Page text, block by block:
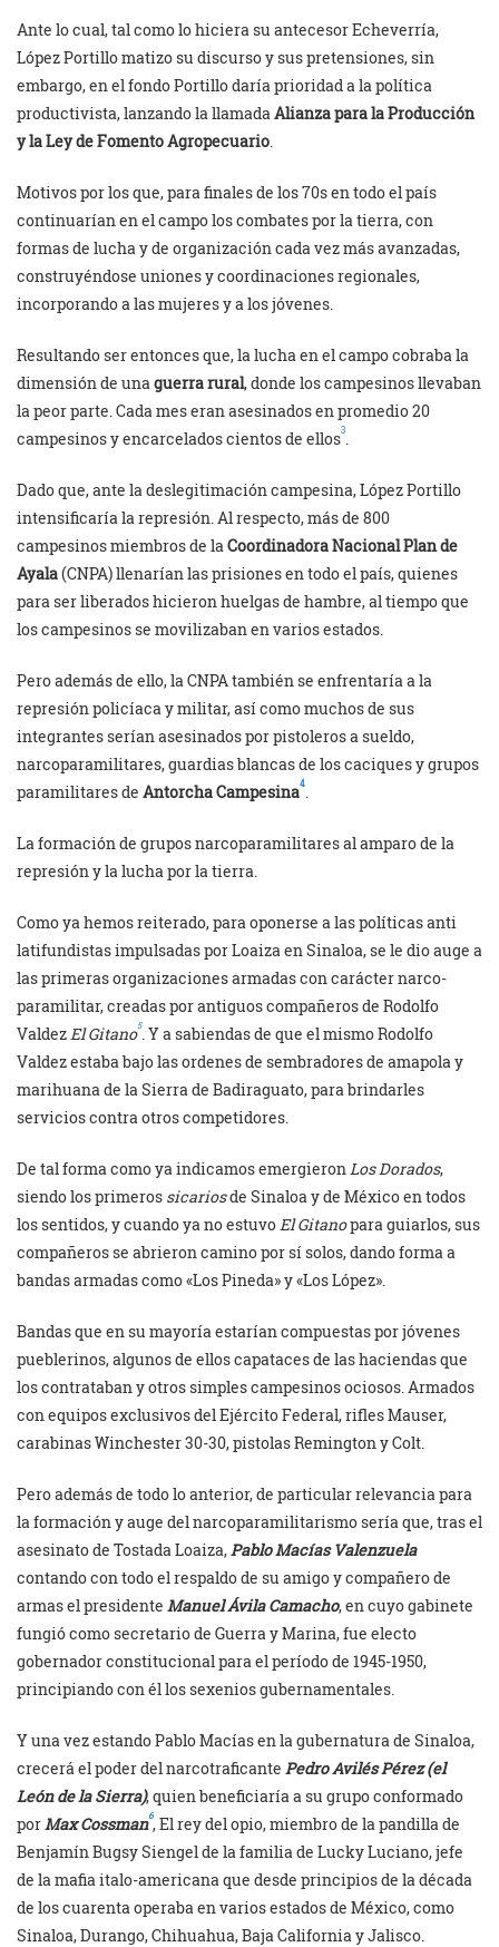
Ante lo cual, tal como lo hiciera su antecesor Echeverría,
López Portillo matizo su discurso y sus pretensiones, sin
embargo, en el fondo Portillo daría prioridad a la política
productivista, lanzando la llamada Alianza para la Producción
y la Ley de Fomento Agropecuario
Motivos por los que, para finales de los 70s en todo el país
continuarían en el campo los combates por la tierra, con
formas de lucha y de organización cada vez más avanzadas,
construyéndose uniones y coordinaciones regionales,
incorporando a las mujeres y a los jóvenes.
Resultando ser entonces que, la lucha en el campo cobraba la
dimensión de una guerra rural, donde los campesinos llevaban
la peor parte. Cada mes eran asesinados en promedio 20
campesinos y encarcelados cientos de ellos3
Dado que, ante la deslegitimación campesina, López Portillo
intensificaría la represión. Al respecto, más de 800
campesinos miembros de la Coordinadora Nacional Plan de
Ayala(CNPA) llenarían las prisiones en todo el país, quienes
para ser liberados hicieron huelgas de hambre, al tiempo que
los campesinos se movilizaban en varios estados.
Pero además de ello, la CNPA también se enfrentaría a la
represión policíaca y militar, así como muchos de sus
integrantes serían asesinados por pistoleros a sueldo,
narcoparamilitares, guardias blancas de los caciques y grupos
paramilitares de Antorcha Campesina4
La formación de grupos narcoparamilitares al amparo de la
represión y la lucha por la tierra.
Como ya hemos reiterado, para oponerse a las políticas anti
latifundistas impulsadas por Loaiza en Sinaloa, se le dio auge a
las primeras organizaciones armadas con carácter narco-
paramilitar, creadas por antiguos compañeros de Rodolfo
Valdez El Gitano5. Y a sabiendas de que el mismo Rodolfo
Valdez estaba bajo las ordenes de sembradores de amapola y
marihuana de la Sierra de Badiraguato, para brindarles
servicios contra otros competidores.
De tal forma como ya indicamos emergieron Los Dorados,
siendo los primeros sicariosde Sinaloa y de México en todos
los sentidos, y cuando ya no estuvo El Gitanopara guiarlos, sus
compañeros se abrieron camino por sí solos, dando forma a
bandas armadas como «Los Pineda» y «Los López».
Bandas que en su mayoría estarían compuestas por jóvenes
pueblerinos, algunos de ellos capataces de las haciendas que
los contrataban y otros simples campesinos ociosos. Armados
con equipos exclusivos del Ejército Federal, rifles Mauser,
carabinas Winchester 30-30, pistolas Remington y Colt.
Pero además de todo lo anterior, de particular relevancia para
la formación y auge del narcoparamilitarismo sería que, tras el
asesinato de Tostada Loaiza,Pablo Macías Valenzuela
contando con todo el respaldo de su amigo y compañero de
armas el presidente Manuel Ávila Camacho, en cuyo gabinete
fungió como secretario de Guerra y Marina, fue electo
gobernador constitucional para el período de 1945-1950,
principiando con él los sexenios gubernamentales.
Y una vez estando Pablo Macías en la gubernatura de Sinaloa,
crecerá el poder del narcotraficante Pedro Avilés Pérez (el
León de la Sierra), quien beneficiaría a su grupo conformado
porMax Cossman6, El rey del opio, miembro de la pandilla de
Benjamín Bugsy Siengel de la familia de Lucky Luciano, jefe
de la mafia italo-americana que desde principios de la década
de los cuarenta operaba en varios estados de México, como
Sinaloa, Durango, Chihuahua, Baja California y Jalisco.